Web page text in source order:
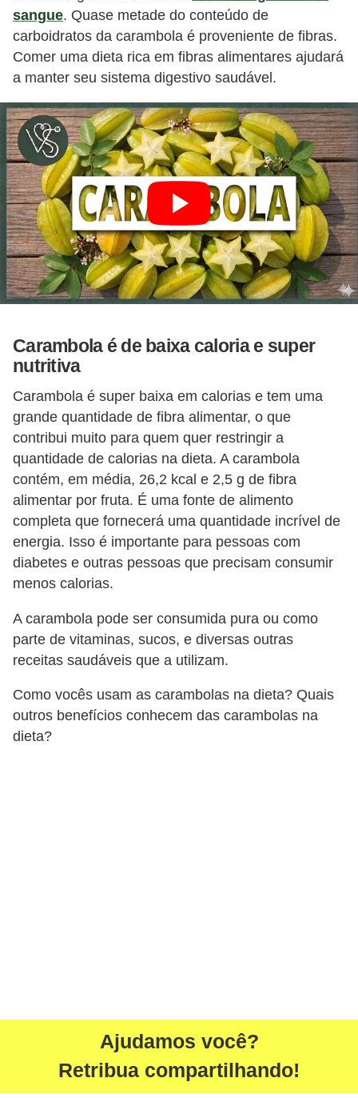
sangue. Quase metade do conteúdo de
carboidratos da carambola é proveniente de fibras.
Comer uma dieta rica em fibras alimentares ajudará
a manter seu sistema digestivo saudável.
Carambola é de baixa caloria e super
nutritiva
Carambola é super baixa em calorias e tem uma
grande quantidade de fibra alimentar, o que
contribui muito para quem quer restringir a
quantidade de calorias na dieta. A carambola
contém, em média, 26,2 kcal e 2,5 g de fibra
alimentar por fruta. É uma fonte de alimento
completa que fornecerá uma quantidade incrível de
energia. Isso é importante para pessoas com
diabetes e outras pessoas que precisam consumir
menos calorias.
A carambola pode ser consumida pura ou como
parte de vitaminas, sucos, e diversas outras
receitas saudáveis que a utilizam.
Como vocês usam as carambolas na dieta? Quais
outros benefícios conhecem das carambolas na
dieta?
Ajudamos você?
Retribua compartilhando!